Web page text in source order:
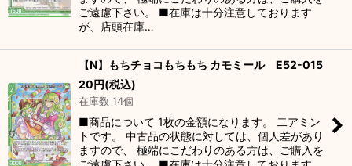
ご遠慮下さい。 ■在庫は十分注意しております
が、店頭在庫…
【N】もちチョコもちもち カモミール E52-015
20円(税込)
在庫数 14個
■商品について 1枚の金額になります。 二アミン
トです。 中古品の状態に対しては、個人差があり
ますので、 極端にこだわりのある方は、ご購入を